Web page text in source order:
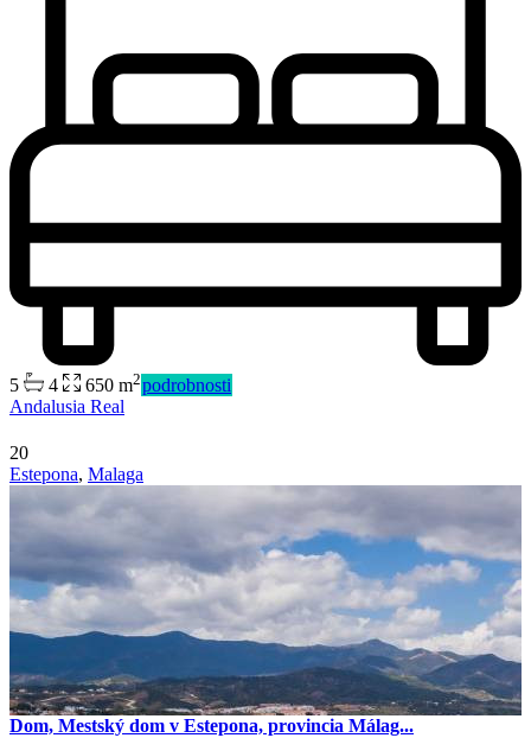
Mimo trhu
5 4 650 m2podrobnosti
Andalusia Real
20
Estepona, Malaga
Dom, Mestský dom v Estepona, provincia Málag...